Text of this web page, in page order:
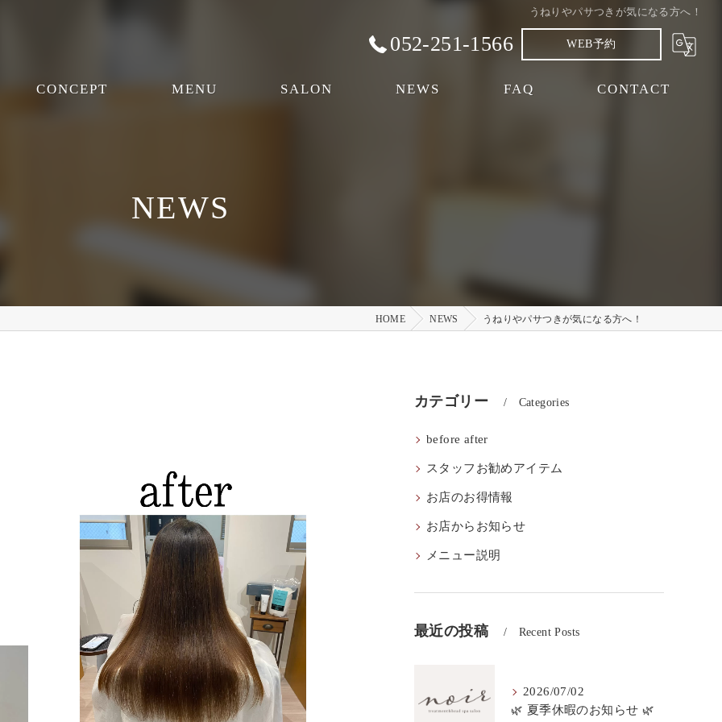
うねりやパサつきが気になる方へ！
052-251-1566 WEB予約
CONCEPT MENU SALON NEWS FAQ CONTACT
NEWS
HOME NEWS うねりやパサつきが気になる方へ！
カテゴリー Categories
before after
スタッフお勧めアイテム
お店のお得情報
お店からお知らせ
メニュー説明
最近の投稿 Recent Posts
2026/07/02
🌿 夏季休暇のお知らせ 🌿